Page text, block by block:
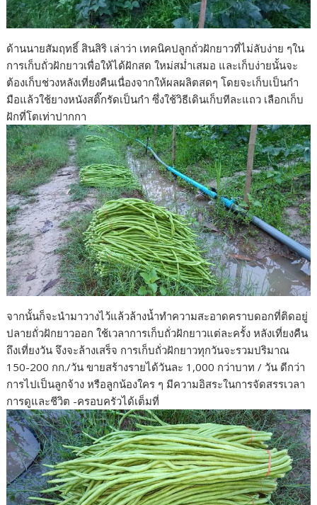
ด้านนายสัมฤทธิ์ สินสิริ เล่าว่า เทคนิคปลูกถั่วฝักยาวที่ไม่ลับง่าย ๆใน
การเก็บถั่วฝักยาวเพื่อให้ได้ฝักสด ใหม่สม่ำเสมอ และเก็บง่ายนั้นจะ
ต้องเก็บช่วงหลังเที่ยงคืนเนื่องจากให้ผลผลิตสดๆ โดยจะเก็บเป็นกำ
มือแล้วใช้ยางหนังสติ๊กรัดเป็นกำ ซึ่งใช้วิธีเดินเก็บทีละแถว เลือกเก็บ
ฝักที่โตเท่าปากกา
จากนั้นก็จะนำมาวางไว้แล้วล้างน้ำทำความสะอาดคราบดอกที่ติดอยู่
ปลายถั่วฝักยาวออก ใช้เวลาการเก็บถั่วฝักยาวแต่ละครั้ง หลังเที่ยงคืน
ถึงเที่ยงวัน จึงจะล้างเสร็จ การเก็บถั่วฝักยาวทุกวันจะรวมปริมาณ
150-200 กก./วัน ขายสร้างรายได้วันละ 1,000 กว่าบาท / วัน ดีกว่า
การไปเป็นลูกจ้าง หรือลูกน้องใคร ๆ มีความอิสระในการจัดสรรเวลา
การดูและชีวิต -ครอบครัวได้เต็มที่